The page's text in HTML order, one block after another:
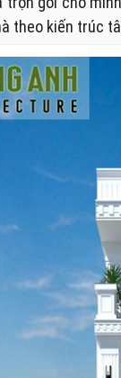
theo kiến trúc